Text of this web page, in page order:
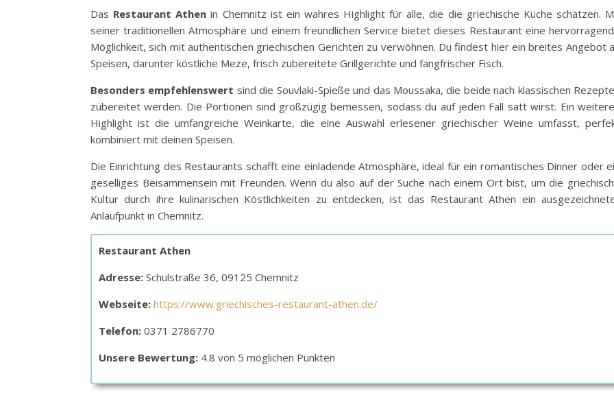
Das Restaurant Athen in Chemnitz ist ein wahres Highlight für alle, die die griechische Küche schätzen.
seiner traditionellen Atmosphäre und einem freundlichen Service bietet dieses Restaurant eine
Möglichkeit, sich mit authentischen griechischen Gerichten zu verwöhnen. Du findest hier ein breites Angebot
Speisen, darunter köstliche Meze, frisch zubereitete Grillgerichte und fangfrischer Fisch.
Besonders empfehlenswert sind die Souvlaki-Spieße und das Moussaka, die beide nach klassischen
zubereitet werden. Die Portionen sind großzügig bemessen, sodass du auf jeden Fall satt wirst. Ein
Highlight ist die umfangreiche Weinkarte, die eine Auswahl erlesener griechischer Weine umfasst,
kombiniert mit deinen Speisen.
Die Einrichtung des Restaurants schafft eine einladende Atmosphäre, ideal für ein romantisches Dinner oder
geselliges Beisammensein mit Freunden. Wenn du also auf der Suche nach einem Ort bist, um die
Kultur durch ihre kulinarischen Köstlichkeiten zu entdecken, ist das Restaurant Athen ein
Anlaufpunkt in Chemnitz.
Restaurant Athen
Adresse: Schulstraße 36, 09125 Chemnitz
Webseite: https://www.griechisches-restaurant-athen.de/
Telefon: 0371 2786770
Unsere Bewertung: 4.8 von 5 möglichen Punkten